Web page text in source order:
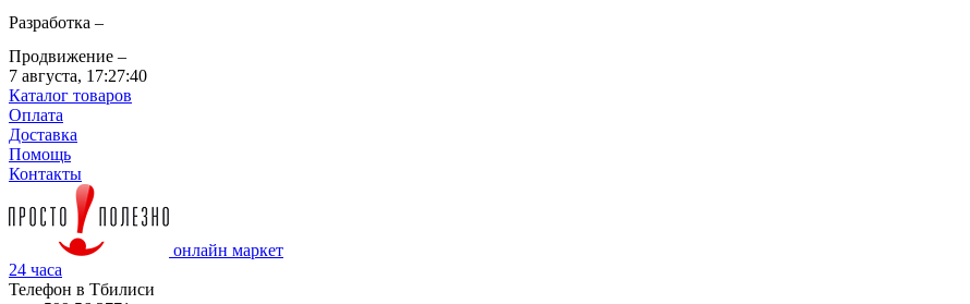
Разработка –
Продвижение –
7 августа, 17:27:40
Каталог товаров
Оплата
Доставка
Помощь
Контакты
онлайн маркет
24 часа
Телефон в Тбилиси